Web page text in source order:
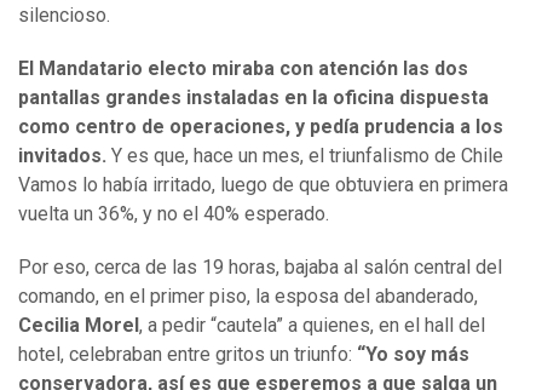
silencioso.
El Mandatario electo miraba con atención las dos
pantallas grandes instaladas en la oficina dispuesta
como centro de operaciones, y pedía prudencia a los
invitados. Y es que, hace un mes, el triunfalismo de Chile
Vamos lo había irritado, luego de que obtuviera en primera
vuelta un 36%, y no el 40% esperado.
Por eso, cerca de las 19 horas, bajaba al salón central del
comando, en el primer piso, la esposa del abanderado,
Cecilia Morel , a pedir “cautela” a quienes, en el hall del
hotel, celebraban entre gritos un triunfo: “Yo soy más
conservadora, así es que esperemos a que salga un